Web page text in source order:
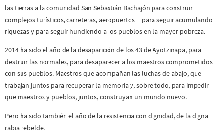
las tierras a la comunidad San Sebastián Bachajón para construir
complejos turísticos, carreteras, aeropuertos…para seguir acumulando
riquezas y para seguir hundiendo a los pueblos en la mayor pobreza.
2014 ha sido el año de la desaparición de los 43 de Ayotzinapa, para
destruir las normales, para desaparecer a los maestros comprometidos
con sus pueblos. Maestros que acompañan las luchas de abajo, que
trabajan juntos para recuperar la memoria y, sobre todo, para impedir
que maestros y pueblos, juntos, construyan un mundo nuevo.
Pero ha sido también el año de la resistencia con dignidad, de la digna
rabia rebelde.